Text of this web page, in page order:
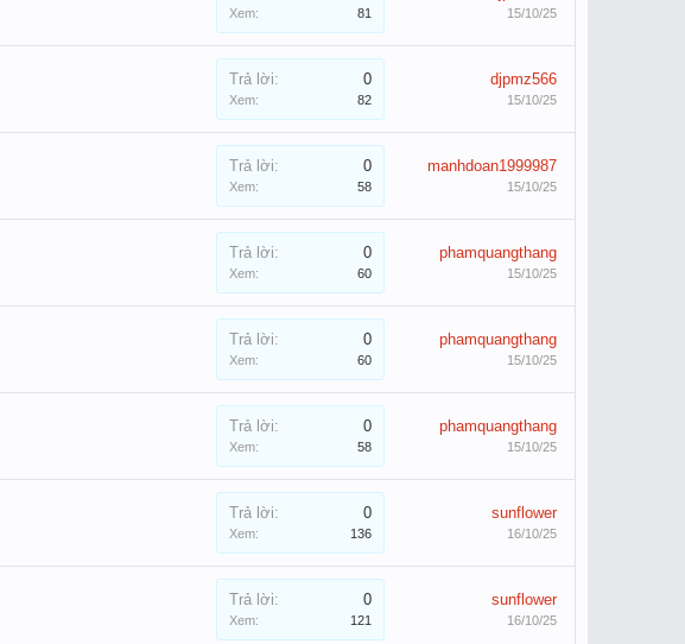
Xem: 81 15/10/25
Trả lời: 0
Xem: 82
djpmz566
15/10/25
Trả lời: 0
Xem: 58
manhdoan1999987
15/10/25
Trả lời: 0
Xem: 60
phamquangthang
15/10/25
Trả lời: 0
Xem: 60
phamquangthang
15/10/25
Trả lời: 0
Xem: 58
phamquangthang
15/10/25
Trả lời: 0
Xem: 136
sunflower
16/10/25
Trả lời: 0
Xem: 121
sunflower
16/10/25